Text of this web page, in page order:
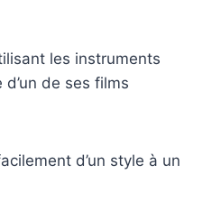
les instruments
de ses films
d’un style à un